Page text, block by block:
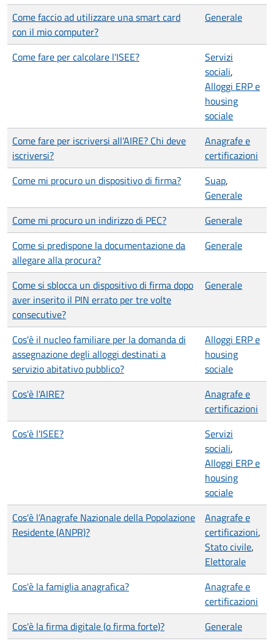
Come faccio ad utilizzare una smart card
con il mio computer?
Generale
Come fare per calcolare l'ISEE?
Servizi
sociali,
Alloggi ERP e
housing
sociale
Come fare per iscriversi all'AIRE? Chi deve
iscriversi?
Anagrafe e
certificazioni
Come mi procuro un dispositivo di firma?
Suap,
Generale
Come mi procuro un indirizzo di PEC?
Generale
Come si predispone la documentazione da
allegare alla procura?
Generale
Come si sblocca un dispositivo di firma dopo
aver inserito il PIN errato per tre volte
consecutive?
Generale
Cos'è il nucleo familiare per la domanda di
assegnazione degli alloggi destinati a
servizio abitativo pubblico?
Alloggi ERP e
housing
sociale
Cos'è l'AIRE?
Anagrafe e
certificazioni
Cos'è l'ISEE?
Servizi
sociali,
Alloggi ERP e
housing
sociale
Cos'è l’Anagrafe Nazionale della Popolazione
Residente (ANPR)?
Anagrafe e
certificazioni,
Stato civile,
Elettorale
Cos'è la famiglia anagrafica?
Anagrafe e
certificazioni
Cos'è la firma digitale (o firma forte)?
Generale